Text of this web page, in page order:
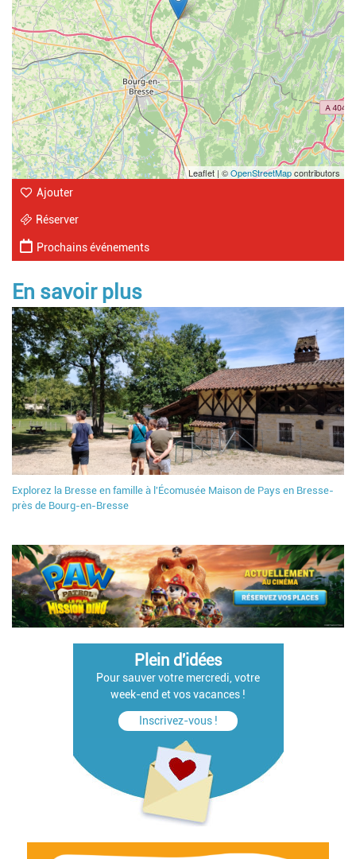
Leaflet | ©OpenStreetMapcontributors
Ajouter
Réserver
Prochains événements
En savoir plus
Explorez la Bresse en famille à l'Écomusée Maison de Pays en Bresse-
près de Bourg-en-Bresse
Plein d'idées
Pour sauver votre mercredi, votre
week-end et vos vacances !
Inscrivez-vous !